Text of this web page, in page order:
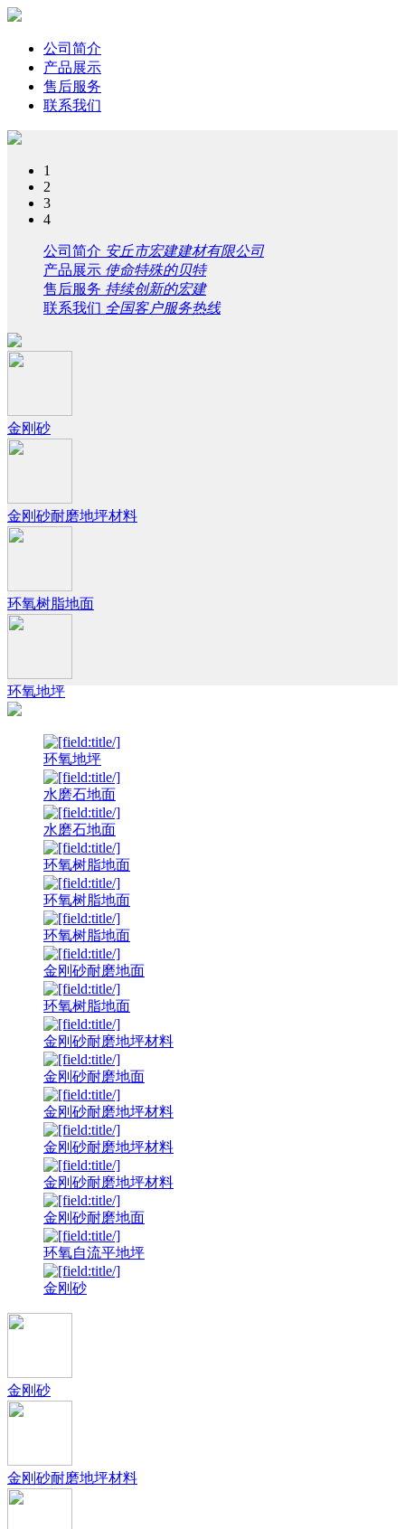
公司简介
产品展示
售后服务
联系我们
1
2
3
4
公司简介 安丘市宏建建材有限公司
产品展示 使命特殊的贝特
售后服务 持续创新的宏建
联系我们 全国客户服务热线
金刚砂
金刚砂耐磨地坪材料
环氧树脂地面
环氧地坪
环氧地坪
水磨石地面
水磨石地面
环氧树脂地面
环氧树脂地面
环氧树脂地面
金刚砂耐磨地面
环氧树脂地面
金刚砂耐磨地坪材料
金刚砂耐磨地面
金刚砂耐磨地坪材料
金刚砂耐磨地坪材料
金刚砂耐磨地坪材料
金刚砂耐磨地面
环氧自流平地坪
金刚砂
金刚砂
金刚砂耐磨地坪材料